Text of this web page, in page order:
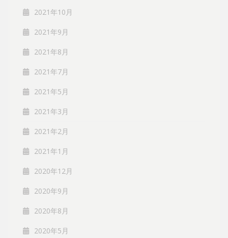
2021年10月
2021年9月
2021年8月
2021年7月
2021年5月
2021年3月
2021年2月
2021年1月
2020年12月
2020年9月
2020年8月
2020年5月